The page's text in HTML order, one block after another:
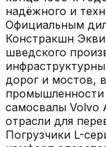
надёжного и
Официальным
Констракшн
шведского
дорог и мостов,
промышленности
самосвалы Volvo
отрасли для
Погрузчики L-